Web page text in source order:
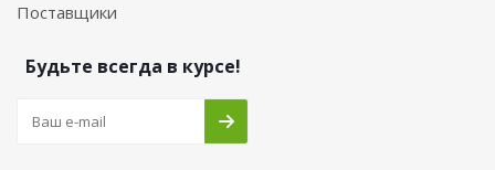
Поставщики
Будьте всегда в курсе!